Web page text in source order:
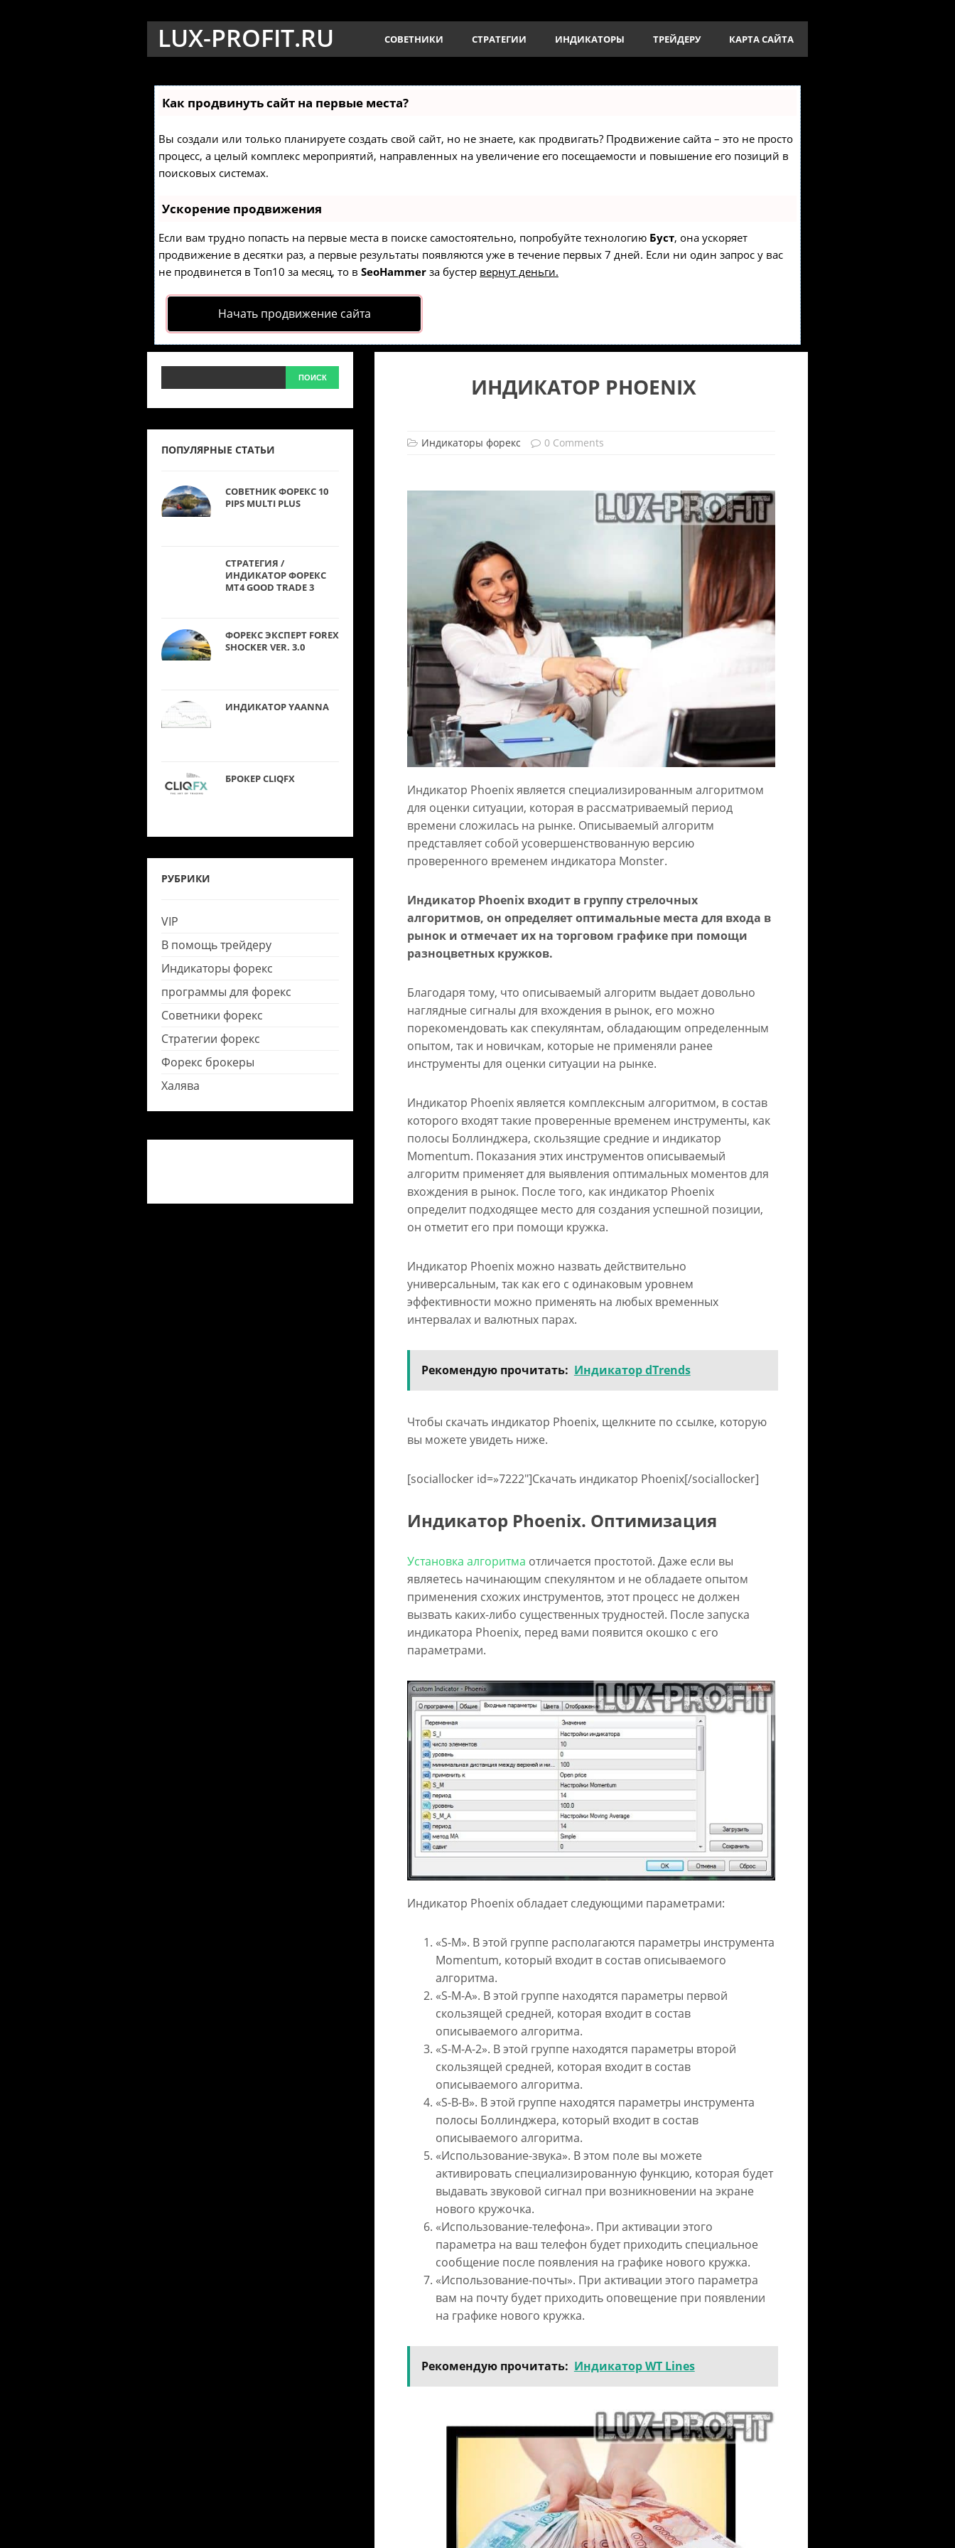
LUX-PROFIT.RU СОВЕТНИКИ СТРАТЕГИИ ИНДИКАТОРЫ ТРЕЙДЕРУ КАРТА САЙТА
Как продвинуть сайт на первые места?
Вы создали или только планируете создать свой сайт, но не знаете, как продвигать? Продвижение сайта – это не просто
процесс, а целый комплекс мероприятий, направленных на увеличение его посещаемости и повышение его позиций в
поисковых системах.
Ускорение продвижения
Если вам трудно попасть на первые места в поиске самостоятельно, попробуйте технологию Буст, она ускоряет
продвижение в десятки раз, а первые результаты появляются уже в течение первых 7 дней. Если ни один запрос у вас
не продвинется в Топ10 за месяц, то в SeoHammer за бустер вернут деньги.
Начать продвижение сайта
ИНДИКАТОР PHOENIX
Индикаторы форекс 0 Comments
Индикатор Phoenix является специализированным алгоритмом
для оценки ситуации, которая в рассматриваемый период
времени сложилась на рынке. Описываемый алгоритм
представляет собой усовершенствованную версию
проверенного временем индикатора Monster.
Индикатор Phoenix входит в группу стрелочных
алгоритмов, он определяет оптимальные места для входа в
рынок и отмечает их на торговом графике при помощи
разноцветных кружков.
Благодаря тому, что описываемый алгоритм выдает довольно
наглядные сигналы для вхождения в рынок, его можно
порекомендовать как спекулянтам, обладающим определенным
опытом, так и новичкам, которые не применяли ранее
инструменты для оценки ситуации на рынке.
Индикатор Phoenix является комплексным алгоритмом, в состав
которого входят такие проверенные временем инструменты, как
полосы Боллинджера, скользящие средние и индикатор
Momentum. Показания этих инструментов описываемый
алгоритм применяет для выявления оптимальных моментов для
вхождения в рынок. После того, как индикатор Phoenix
определит подходящее место для создания успешной позиции,
он отметит его при помощи кружка.
Индикатор Phoenix можно назвать действительно
универсальным, так как его с одинаковым уровнем
эффективности можно применять на любых временных
интервалах и валютных парах.
Рекомендую прочитать: Индикатор dTrends
Чтобы скачать индикатор Phoenix, щелкните по ссылке, которую
вы можете увидеть ниже.
[sociallocker id=»7222″]Скачать индикатор Phoenix[/sociallocker]
Индикатор Phoenix. Оптимизация
Установка алгоритма отличается простотой. Даже если вы
являетесь начинающим спекулянтом и не обладаете опытом
применения схожих инструментов, этот процесс не должен
вызвать каких-либо существенных трудностей. После запуска
индикатора Phoenix, перед вами появится окошко с его
параметрами.
Индикатор Phoenix обладает следующими параметрами:
«S-M». В этой группе располагаются параметры инструмента
Momentum, который входит в состав описываемого
алгоритма.
«S-M-A». В этой группе находятся параметры первой
скользящей средней, которая входит в состав
описываемого алгоритма.
«S-M-A-2». В этой группе находятся параметры второй
скользящей средней, которая входит в состав
описываемого алгоритма.
«S-B-B». В этой группе находятся параметры инструмента
полосы Боллинджера, который входит в состав
описываемого алгоритма.
«Использование-звука». В этом поле вы можете
активировать специализированную функцию, которая будет
выдавать звуковой сигнал при возникновении на экране
нового кружочка.
«Использование-телефона». При активации этого
параметра на ваш телефон будет приходить специальное
сообщение после появления на графике нового кружка.
«Использование-почты». При активации этого параметра
вам на почту будет приходить оповещение при появлении
на графике нового кружка.
Рекомендую прочитать: Индикатор WT Lines
ПОПУЛЯРНЫЕ СТАТЬИ
СОВЕТНИК ФОРЕКС 10
PIPS MULTI PLUS
СТРАТЕГИЯ /
ИНДИКАТОР ФОРЕКС
MT4 GOOD TRADE 3
ФОРЕКС ЭКСПЕРТ FOREX
SHOCKER VER. 3.0
ИНДИКАТОР YAANNA
БРОКЕР CLIQFX
РУБРИКИ
VIP
В помощь трейдеру
Индикаторы форекс
программы для форекс
Советники форекс
Стратегии форекс
Форекс брокеры
Халява